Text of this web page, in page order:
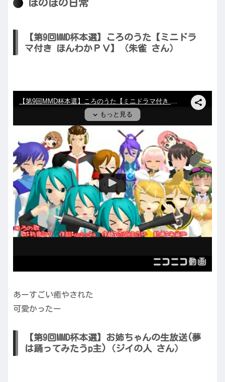
ほのぼの日常
【第9回MMD杯本選】ころのうた【ミニドラ
マ付き ほんわかＰＶ】（朱雀 さん）
あーすごい癒やされた
可愛かったー
【第9回MMD杯本選】お姉ちゃんの生放送(夢
は踊ってみたうp主)（ジイの人 さん）